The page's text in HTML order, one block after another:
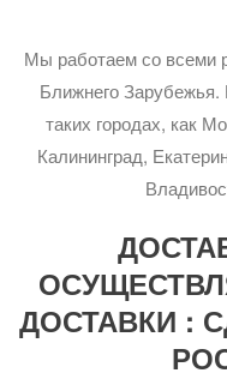
Мы работаем со всеми
Ближнего
таких городах, как
Калининград,
ДОСТАВКИ :